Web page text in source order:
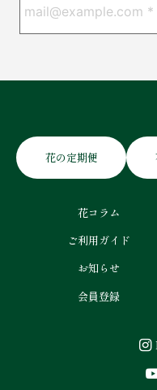
花の定期便
花コラム
ご利用ガイド
お知らせ
会員登録